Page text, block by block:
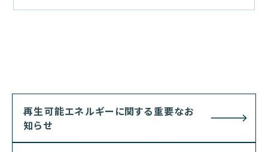
再生可能エネルギーに関する重要なお
知らせ